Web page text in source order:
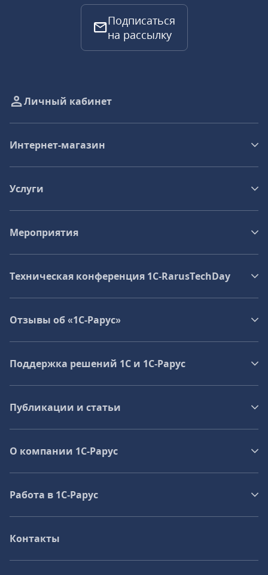
Подписаться
на рассылку
Личный кабинет
Интернет-магазин
Услуги
Мероприятия
Техническая конференция 1C‑RarusTechDay
Отзывы об «1С-Рарус»
Поддержка решений 1С и 1С‑Рарус
Публикации и статьи
О компании 1C-Рарус
Работа в 1С‑Рарус
Контакты